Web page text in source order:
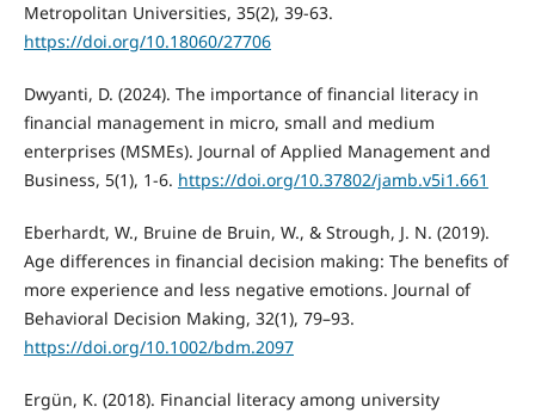
Metropolitan Universities, 35(2), 39-63.
https://doi.org/10.18060/27706
Dwyanti, D. (2024). The importance of financial literacy in
financial management in micro, small and medium
enterprises (MSMEs). Journal of Applied Management and
Business, 5(1), 1-6. https://doi.org/10.37802/jamb.v5i1.661
Eberhardt, W., Bruine de Bruin, W., & Strough, J. N. (2019).
Age differences in financial decision making: The benefits of
more experience and less negative emotions. Journal of
Behavioral Decision Making, 32(1), 79–93.
https://doi.org/10.1002/bdm.2097
Ergün, K. (2018). Financial literacy among university